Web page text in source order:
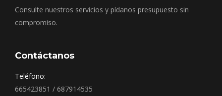
Consulte nuestros servicios y pídanos presupuesto sin
compromiso.
Contáctanos
Teléfono:
665423851 / 687914535